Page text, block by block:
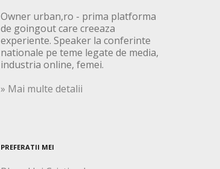
Owner urban,ro - prima platforma
de goingout care creeaza
experiente. Speaker la conferinte
nationale pe teme legate de media,
industria online, femei.
» Mai multe detalii
PREFERATII MEI